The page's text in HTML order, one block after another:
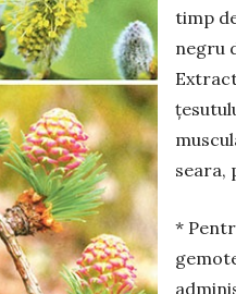
timp
negru
seara,
*